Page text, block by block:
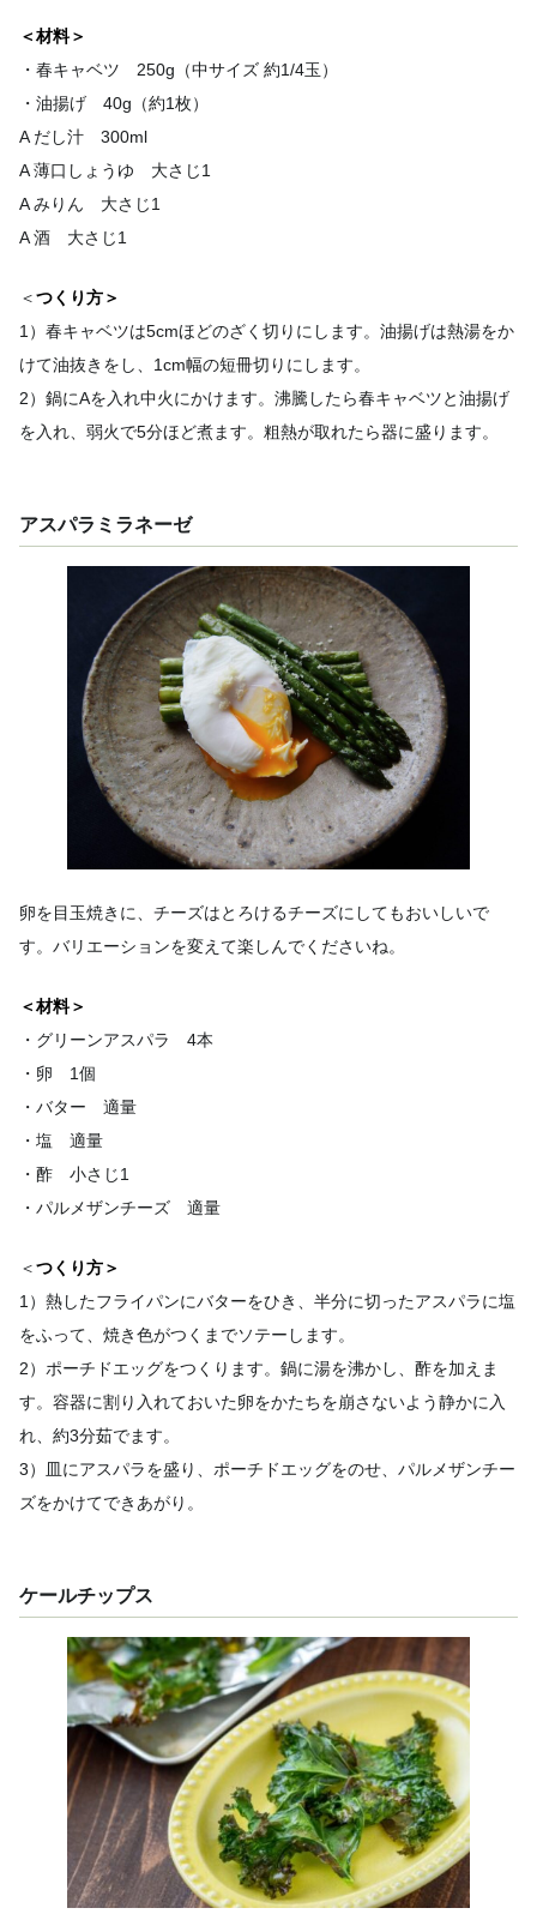
＜材料＞
・春キャベツ 250g（中サイズ 約1/4玉）
・油揚げ 40g（約1枚）
A だし汁 300ml
A 薄口しょうゆ 大さじ1
A みりん 大さじ1
A 酒 大さじ1
＜つくり方＞
1）春キャベツは5cmほどのざく切りにします。油揚げは熱湯をか
けて油抜きをし、1cm幅の短冊切りにします。
2）鍋にAを入れ中火にかけます。沸騰したら春キャベツと油揚げ
を入れ、弱火で5分ほど煮ます。粗熱が取れたら器に盛ります。
アスパラミラネーゼ
卵を目玉焼きに、チーズはとろけるチーズにしてもおいしいで
す。バリエーションを変えて楽しんでくださいね。
＜材料＞
・グリーンアスパラ 4本
・卵 1個
・バター 適量
・塩 適量
・酢 小さじ1
・パルメザンチーズ 適量
＜つくり方＞
1）熱したフライパンにバターをひき、半分に切ったアスパラに塩
をふって、焼き色がつくまでソテーします。
2）ポーチドエッグをつくります。鍋に湯を沸かし、酢を加えま
す。容器に割り入れておいた卵をかたちを崩さないよう静かに入
れ、約3分茹でます。
3）皿にアスパラを盛り、ポーチドエッグをのせ、パルメザンチー
ズをかけてできあがり。
ケールチップス